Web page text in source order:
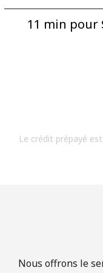
11 min pour
Le crédit prépayé
Nous offrons le